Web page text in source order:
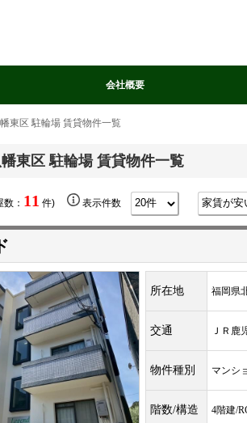
会社概要
東区 駐輪場 賃貸物件一覧
東区 駐輪場 賃貸物件一覧
： 11 件) 表示件数
所在地 福岡県
交通 ＪＲ鹿
物件種別 マンシ
階数/構造 4階建/